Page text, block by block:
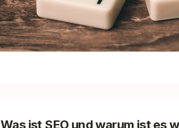
Was ist SEO und warum ist es